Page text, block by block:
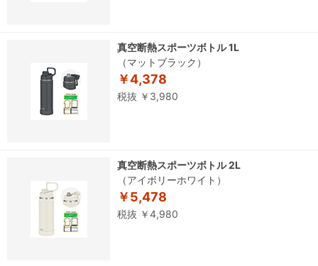
真空断熱スポーツボトル 1L
（マットブラック）
￥4,378
税抜 ￥3,980
真空断熱スポーツボトル 2L
（アイボリーホワイト）
￥5,478
税抜 ￥4,980